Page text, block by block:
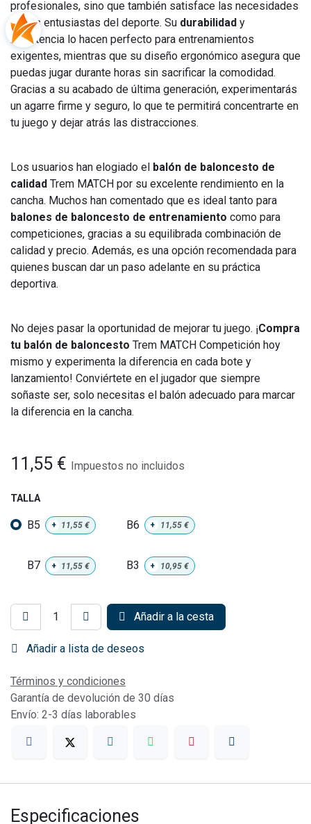
profesionales, sino que también satisface las necesidades
de los entusiastas del deporte. Su durabilidad y
resistencia lo hacen perfecto para entrenamientos
exigentes, mientras que su diseño ergonómico asegura que
puedas jugar durante horas sin sacrificar la comodidad.
Gracias a su acabado de última generación, experimentarás
un agarre firme y seguro, lo que te permitirá concentrarte en
tu juego y dejar atrás las distracciones.
Los usuarios han elogiado el balón de baloncesto de
calidad Trem MATCH por su excelente rendimiento en la
cancha. Muchos han comentado que es ideal tanto para
balones de baloncesto de entrenamiento como para
competiciones, gracias a su equilibrada combinación de
calidad y precio. Además, es una opción recomendada para
quienes buscan dar un paso adelante en su práctica
deportiva.
No dejes pasar la oportunidad de mejorar tu juego. ¡Compra
tu balón de baloncesto Trem MATCH Competición hoy
mismo y experimenta la diferencia en cada bote y
lanzamiento! Conviértete en el jugador que siempre
soñaste ser, solo necesitas el balón adecuado para marcar
la diferencia en la cancha.
11,55 € Impuestos no incluidos
TALLA
B5 + 11,55 € B6 + 11,55€
B7 + 11,55 € B3 + 10,95€
Añadir a la cesta
Añadir a lista de deseos
Términos y condiciones
Garantía de devolución de 30 días
Envío: 2-3 días laborables
Especificaciones